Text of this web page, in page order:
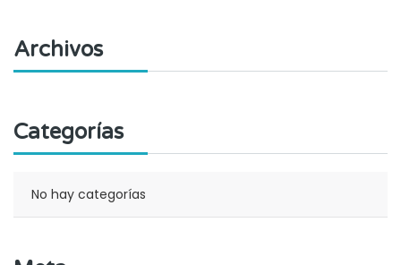
Archivos
Categorías
No hay categorías